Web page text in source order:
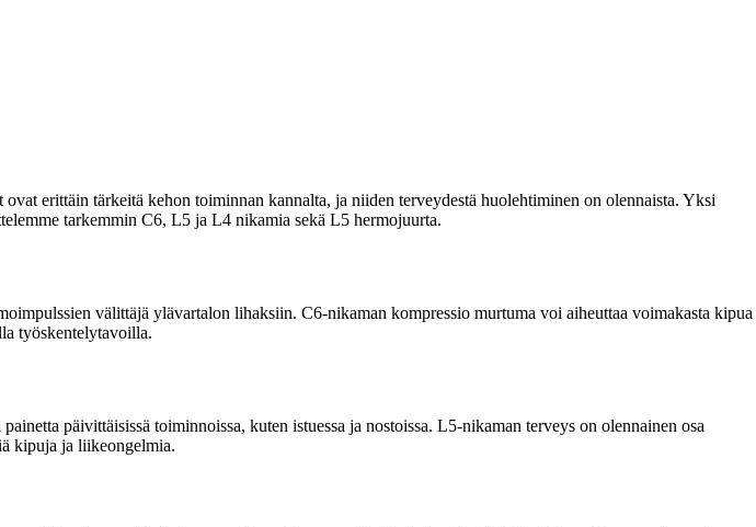
erittäin tärkeitä kehon toiminnan kannalta, ja niiden terveydestä huolehtiminen on olennaista. Yksi
tarkemmin C6, L5 ja L4 nikamia sekä L5 hermojuurta.
välittäjä ylävartalon lihaksiin. C6-nikaman kompressio murtuma voi aiheuttaa voimakasta kipua
työskentelytavoilla.
päivittäisissä toiminnoissa, kuten istuessa ja nostoissa. L5-nikaman terveys on olennainen osa
kipuja ja liikeongelmia.